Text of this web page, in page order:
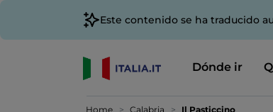
Este contenido se ha traducido
Dónde ir
Home Calabria Il Pasticcino